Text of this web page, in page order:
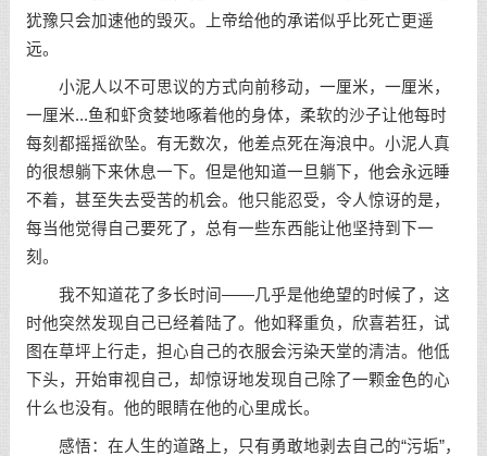
犹豫只会加速他的毁灭。上帝给他的承诺似乎比死亡更遥
远。
小泥人以不可思议的方式向前移动，一厘米，一厘米，
一厘米...鱼和虾贪婪地啄着他的身体，柔软的沙子让他每时
每刻都摇摇欲坠。有无数次，他差点死在海浪中。小泥人真
的很想躺下来休息一下。但是他知道一旦躺下，他会永远睡
不着，甚至失去受苦的机会。他只能忍受，令人惊讶的是，
每当他觉得自己要死了，总有一些东西能让他坚持到下一
刻。
我不知道花了多长时间——几乎是他绝望的时候了，这
时他突然发现自己已经着陆了。他如释重负，欣喜若狂，试
图在草坪上行走，担心自己的衣服会污染天堂的清洁。他低
下头，开始审视自己，却惊讶地发现自己除了一颗金色的心
什么也没有。他的眼睛在他的心里成长。
感悟：在人生的道路上，只有勇敢地剥去自己的“污垢”，